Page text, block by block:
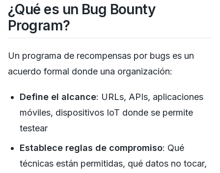
¿Qué es un Bug Bounty
Program?
Un programa de recompensas por bugs es un
acuerdo formal donde una organización:
Define el alcance: URLs, APIs, aplicaciones
móviles, dispositivos IoT donde se permite
testear
Establece reglas de compromiso: Qué
técnicas están permitidas, qué datos no tocar,